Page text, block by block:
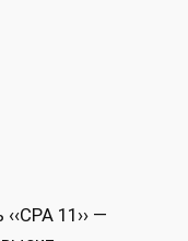
11›› —